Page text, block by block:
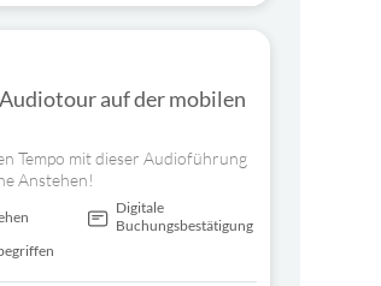
auf der mobilen
Tempo mit dieser Audioführung
Anstehen!
Digitale
Buchungsbestätigung